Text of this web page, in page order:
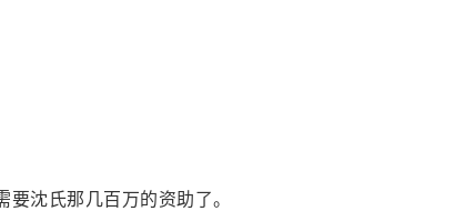
沈氏那几百万的资助了。